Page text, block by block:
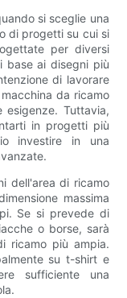
si sceglie una
di progetti su cui si
per diversi
base ai disegni più
di lavorare
da ricamo
Tuttavia,
in progetti più
investire in una
dell'area di ricamo
massima
Se si prevede di
o borse, sarà
ricamo più ampia.
su t-shirt e
sufficiente una